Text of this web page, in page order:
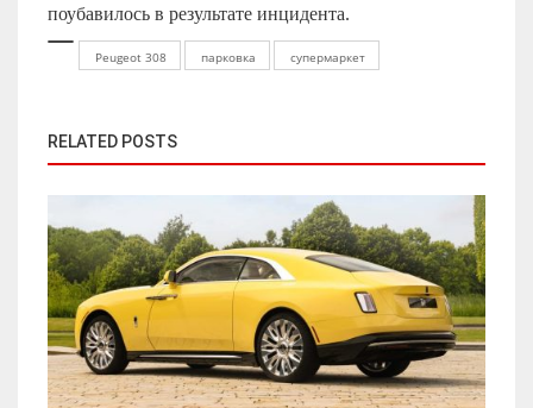
поубавилось в результате инцидента.
Peugeot 308 парковка супермаркет
RELATED POSTS